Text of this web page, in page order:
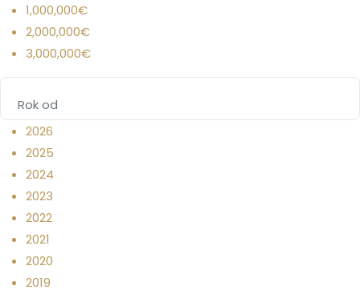
1,000,000€
2,000,000€
3,000,000€
2026
2025
2024
2023
2022
2021
2020
2019